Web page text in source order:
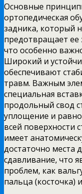
Основные
ортопедическая
задника, который
предотвращает ее
что особенно
Широкий и
обеспечивают
травм. Важным
специальная
продольный свод
уплощение и
всей поверхности
имеет
достаточно места
сдавливание, что
проблем, как
пальца (косточка)